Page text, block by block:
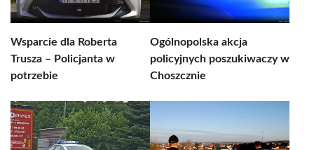
Wsparcie dla Roberta
Trusza – Policjanta w
potrzebie
Ogólnopolska akcja
policyjnych poszukiwaczy w
Choszcznie